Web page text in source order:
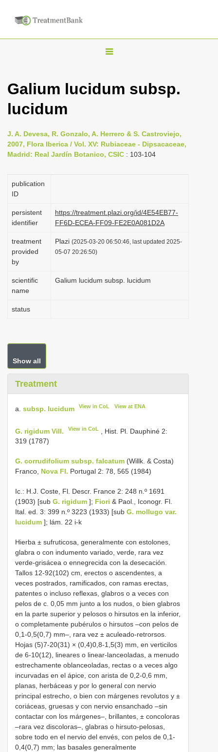
T
g
n
a
v
i
t
i
o
Galium lucidum subsp.
lucidum
J. A. Devesa, R. Gonzalo, A. Herrero & S. Castroviejo,
2007, Flora Iberica / Vol. XV: Rubiaceae - Dipsacaceae,
Madrid: Real Jardín Botanico, CSIC : 103-104
publication
ID
persistent
identifier
https://treatment.plazi.org/id/4E54EB77-
FF6D-ECEA-FF09-FE2E0A081D2A
treatment
provided
by
Plazi (2025-03-20 06:50:46, last updated 2025-
05-07 20:26:50)
scientific
name
Galium lucidum subsp. lucidum
status
Show all
Treatment
a. subsp. lucidum View in CoL View at ENA
G. rigidum Vill. View in CoL
, Hist. Pl. Dauphiné 2:
319 (1787)
G. corrudifolium subsp. falcatum (Willk. & Costa)
Franco, Nova Fl. Portugal 2: 78, 565 (1984)
Ic.: H.J. Coste, Fl. Descr. France 2: 248 n.º 1691
(1903) [sub G. rigidum ]; Fiori & Paol., Iconogr. Fl.
Ital. ed. 3: 399 n.º 3223 (1933) [sub G. mollugo var.
lucidum ]; lám. 22 i-k
Hierba ± sufruticosa, generalmente con estolones,
glabra o con indumento variado, verde, rara vez
verde-grisácea o ennegrecida con la desecación.
Tallos 12-92(102) cm, erectos o ascendentes, a
veces postrados, ramificados, con ramas erectas,
patentes o incluso reflexas, glabros o a veces con
pelos de c. 0,05 mm junto a los nudos, o bien glabros
en la parte superior y pelosos o hirsutos en la inferior,
o completamente pubérulos o hirsutos –con pelos de
0,1-0,5(0,7) mm–, rara vez ± aculeado-retrorsos.
Hojas (5)7-20(31) × (0,4)0,8-1,5(3) mm, en verticilos
de 6-10(12), lineares o linear-lanceoladas, a menudo
estrechamente oblanceoladas, rectas o a veces algo
incurvadas en el ápice, con arista de 0,2-0,6 mm,
planas, herbáceas y por lo general con nervio
principal estrecho, o bien con márgenes revolutos y ±
coriáceas, gruesas y con nervio ensanchado –sin
contactar con los márgenes–, brillantes, ± concoloras
–rara vez discoloras–, glabras o hirsuto-pelosas,
sobre todo en el nervio del envés, con pelos de 0,1-
0,4(0,7) mm; las basales generalmente